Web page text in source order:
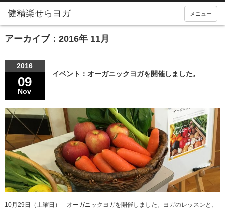
メニュー
アーカイブ：2016年 11月
2016
09
Nov
イベント：オーガニックヨガを開催しました。
10月29日（土曜日） オーガニックヨガを開催しました。ヨガのレッスンと、